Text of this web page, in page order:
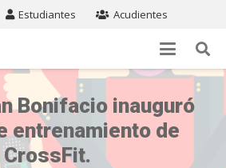
Estudiantes Acudientes
Bonifacio inauguró
entrenamiento de
CrossFit.